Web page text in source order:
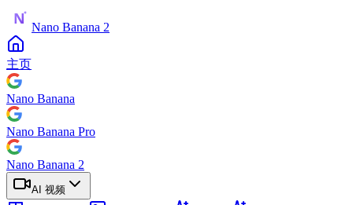
Nano Banana 2
主页
Nano Banana
Nano Banana Pro
Nano Banana 2
AI 视频